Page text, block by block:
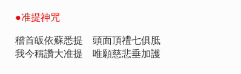
●准提神咒
稽首皈依蘇悉提 頭面頂禮七俱胝
我今稱讚大准提 唯願慈悲垂加護